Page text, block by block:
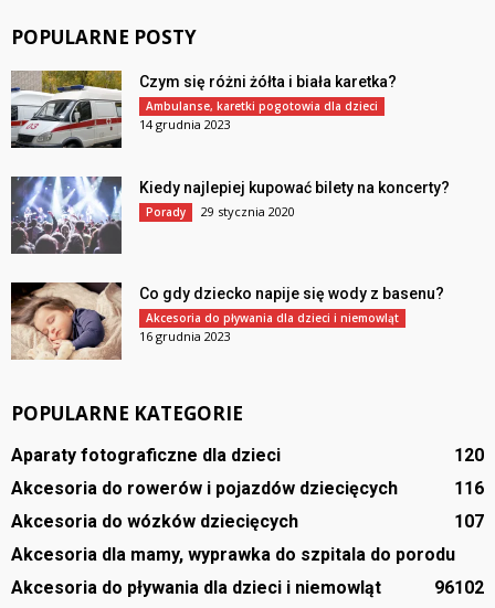
POPULARNE POSTY
Czym się różni żółta i biała karetka?
Ambulanse, karetki pogotowia dla dzieci
14 grudnia 2023
Kiedy najlepiej kupować bilety na koncerty?
Porady 29 stycznia 2020
Co gdy dziecko napije się wody z basenu?
Akcesoria do pływania dla dzieci i niemowląt
16 grudnia 2023
POPULARNE KATEGORIE
Aparaty fotograficzne dla dzieci
120
Akcesoria do rowerów i pojazdów dziecięcych
116
Akcesoria do wózków dziecięcych
107
Akcesoria dla mamy, wyprawka do szpitala do porodu
102
Akcesoria do pływania dla dzieci i niemowląt 96